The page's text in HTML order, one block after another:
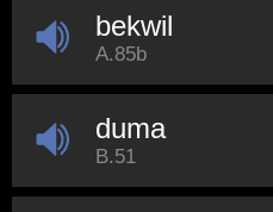
bekwil
A.85b
duma
B.51